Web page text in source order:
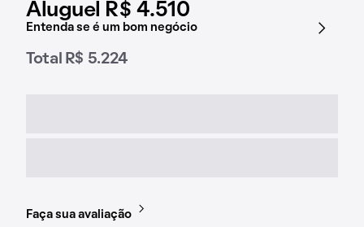
Aluguel R$ 4.510
Entenda se é um bom negócio
Total R$ 5.224
Faça sua avaliação